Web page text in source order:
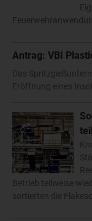
Antrag: VBI
Das
Eröffnung eines
Betrieb teilweise
sortierten die